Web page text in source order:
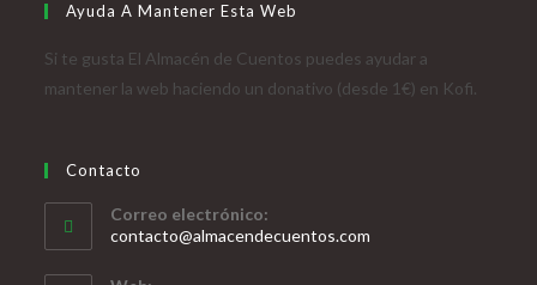
Ayuda A Mantener Esta Web
Si te gusta El Almacén de Cuentos puedes ayudar a
mantener la web haciendo un donativo (desde 1€) en Kofi.
Contacto
Correo electrónico:
contacto@almacendecuentos.com